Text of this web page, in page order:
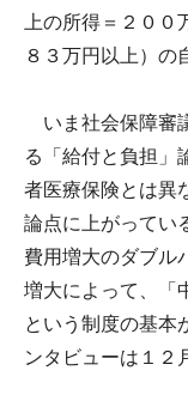
上の所得＝２０
８３万円以上）の
いま社会保障審
る「給付と負担」
者医療保険とは異
論点に上がってい
費用増大のダブル
増大によって、「
という制度の基本
ンタビューは１２